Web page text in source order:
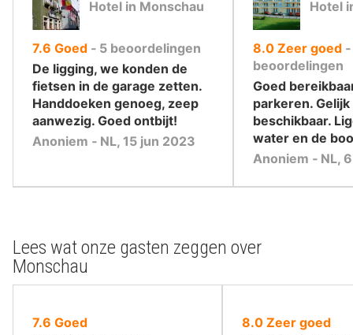
Hotel in Monschau
7.6 uit
10
,
Goed ‐ 5 beoordelingen
De ligging, we konden de
fietsen in de garage zetten.
Handdoeken genoeg, zeep
aanwezig. Goed ontbijt!
Anoniem ‐ NL, 15 jun 2023
Hotel
8.0uit
10
,
Zeer goed ‐
beoordelingen
Goed
parkeren.
beschikbaar.
water en de
Anoniem ‐ NL,
Lees wat onze gasten zeggen over
Monschau
7.6 uit
Goed
8.0uit
Zeer goed